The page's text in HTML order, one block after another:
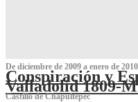
De diciembre de 2009 a enero de 2010
Conspiración y
Valladolid 1809-
Castillo de Chapultepec